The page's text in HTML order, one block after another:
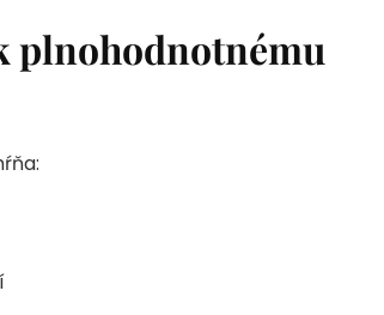
plnohodnotnému